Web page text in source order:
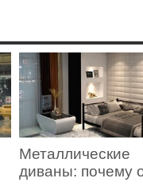
Металлические
диваны: почему